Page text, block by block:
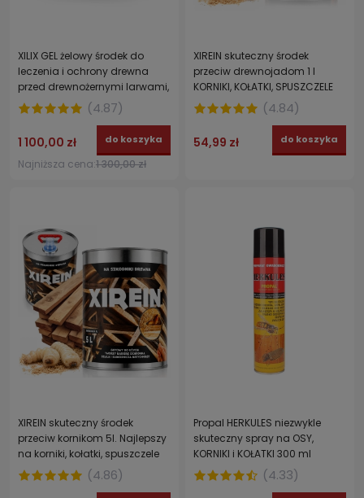
XILIX GEL żelowy środek do
leczenia i ochrony drewna
przed drewnożernymi larwami,
termitami, spuszczelami,
miazgowcami 20 l
(4.87)
1 100,00 zł
Najniższa cena:1 300,00 zł
do koszyka
XIREIN skuteczny środek
przeciw drewnojadom 1 l
KORNIKI, KOŁATKI, SPUSZCZELE
(4.84)
54,99 zł do koszyka
XIREIN skuteczny środek
przeciw kornikom 5l. Najlepszy
na korniki, kołatki, spuszczele
(4.86)
Propal HERKULES niezwykle
skuteczny spray na OSY,
KORNIKI i KOŁATKI 300 ml
(4.33)